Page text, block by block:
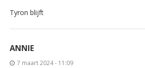
Tyron blijft
ANNIE
7 maart 2024 - 11:09